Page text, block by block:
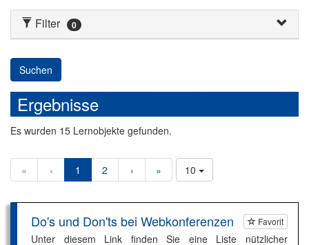
Filter 0
Suchen
Ergebnisse
Es wurden 15 Lernobjekte gefunden.
« ‹ 1 2 › » 10
Favorit
Do's und Don'ts bei Webkonferenzen
Unter diesem Link finden Sie eine Liste nützlicher